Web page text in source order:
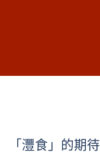
「灃食」的期待